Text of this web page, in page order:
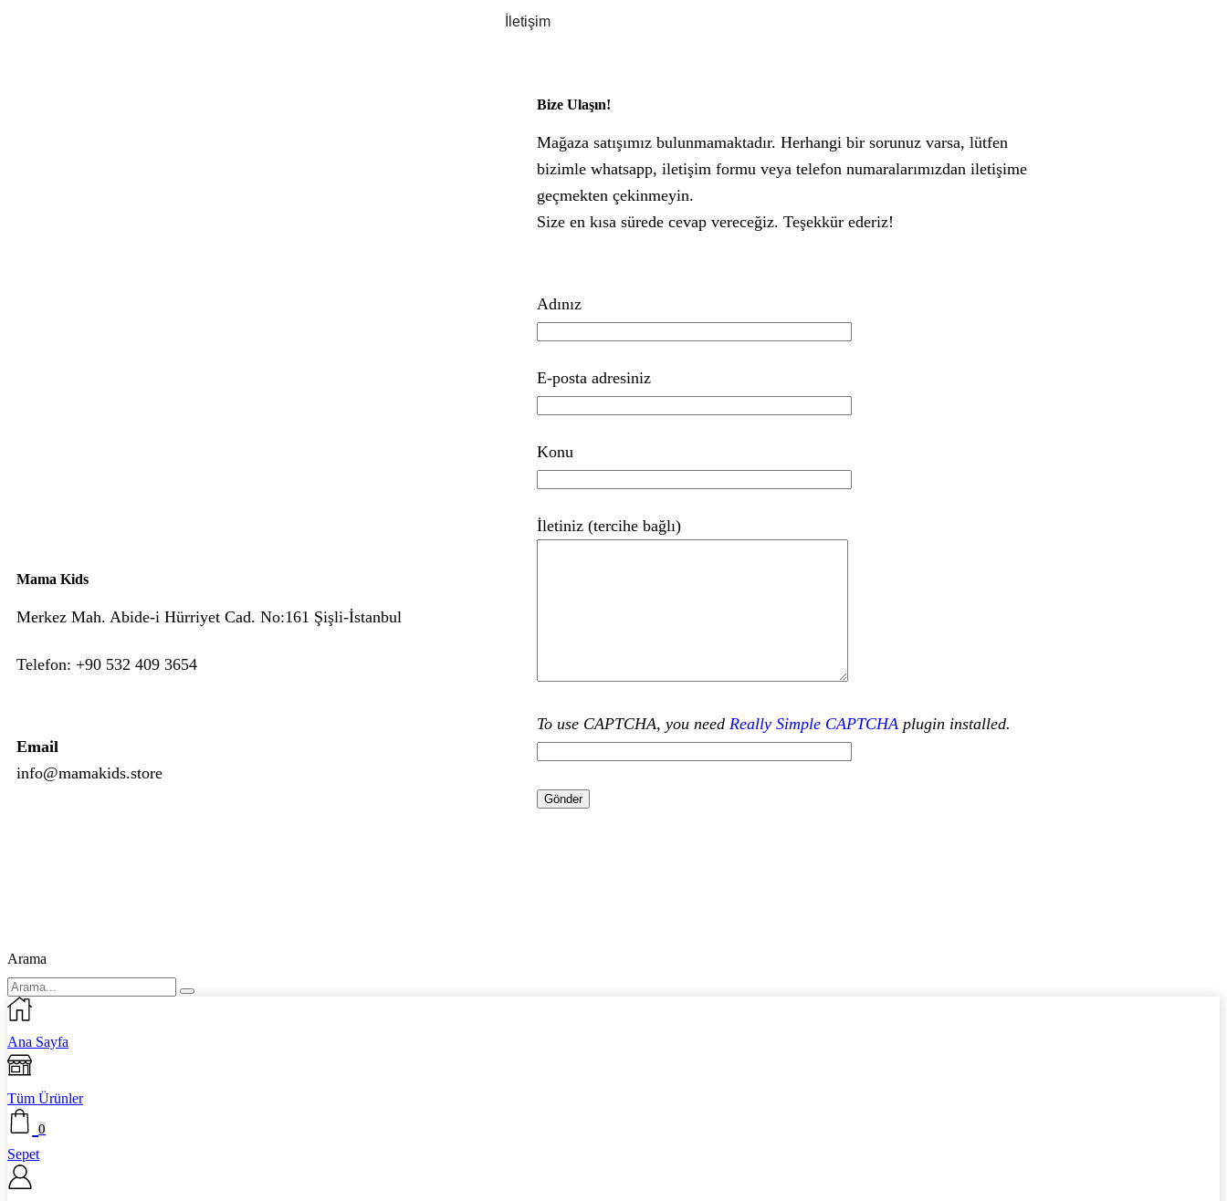
İletişim
Mama Kids
Merkez Mah. Abide-i Hürriyet Cad. No:161 Şişli-İstanbul
Telefon: +90 532 409 3654
Email
info@mamakids.store
Bize Ulaşın!
Mağaza satışımız bulunmamaktadır. Herhangi bir sorunuz varsa, lütfen
bizimle whatsapp, iletişim formu veya telefon numaralarımızdan iletişime
geçmekten çekinmeyin.
Size en kısa sürede cevap vereceğiz. Teşekkür ederiz!
Adınız
E-posta adresiniz
Konu
İletiniz (tercihe bağlı)
To use CAPTCHA, you need Really Simple CAPTCHA plugin installed.
Arama
Ana Sayfa
Tüm Ürünler
0
Sepet